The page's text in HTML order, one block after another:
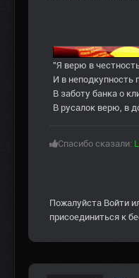
"Я верю в
И в неподкупность
В заботу банка о
В русалок верю, в
Спасибо сказали:
Пожалуйста Войти
присоединиться к